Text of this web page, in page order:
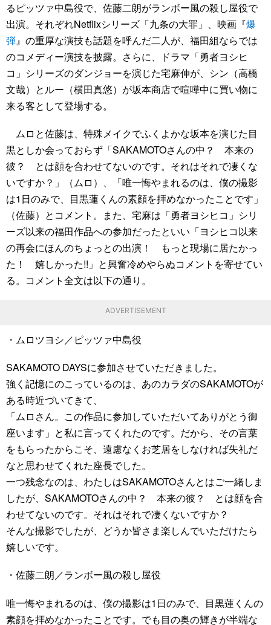
るピッツァ中島役で、佐藤二朗がランボー風の殺し屋役で
出演。それぞれNetflixシリーズ「九条の大罪」、映画『爆
弾』の重厚な演技も話題を呼んだ二人が、福田組ならでは
のコメディー演技を披露。さらに、ドラマ「勇者ヨシヒ
コ」シリーズのダンジョーを演じた宅麻伸が、シン（高橋
文哉）とルー（横田真悠）が坂本商店で喧嘩中に買い物に
来る客として登場する。
ムロと佐藤は、特殊メイクでふくよかな坂本を演じた目
黒としか会っておらず「SAKAMOTOさんの中？ 本来の
彼？ とは顔を合わせてないのです。それはそれで凄くな
いですか？」（ムロ）、「唯一悔やまれるのは、僕の撮影
は1日のみで、目黒蓮くんの素顔を拝めなかったことです」
（佐藤）とコメント。また、宅麻は「勇者ヨシヒコ」シリ
ーズ以来の福田作品への参加だったといい「ヨシヒコ以来
の再会にほんのちょっとの出演！ もっと現場に居たかっ
た！ 嬉しかった!!」と興奮冷めやらぬコメントを寄せてい
る。コメント全文は以下の通り。
ADVERTISEMENT
・ムロツヨシ／ピッツァ中島役
SAKAMOTO DAYSに参加させていただきました。
強く記憶にのこっているのは、あのカラダのSAKAMOTOが
ある時近づいてきて、
「ムロさん。この作品に参加していただいてありがとう御
座います」と私に言ってくれたのです。だから、その言葉
をもらったからこそ、遠慮なくお芝居をしなければ失礼だ
なと思わせてくれた座長でした。
一つ残念なのは、わたしはSAKAMOTOさんとはご一緒しま
したが、SAKAMOTOさんの中？ 本来の彼？ とは顔を合
わせてないのです。それはそれで凄くないですか？
そんな撮影でしたが、どうか皆さま楽しんでいただけたら
嬉しいです。
・佐藤二朗／ランボー風の殺し屋役
唯一悔やまれるのは、僕の撮影は1日のみで、目黒蓮くんの
素顔を拝めなかったことです。でも目の奥の輝きが半端な